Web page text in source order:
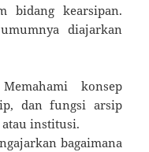
bidang kearsipan.
diajarkan
konsep
dan fungsi arsip
institusi.
bagaimana